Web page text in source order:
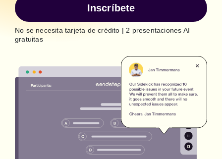
Inscríbete
No se necesita tarjeta de crédito | 2 presentaciones AI
gratuitas